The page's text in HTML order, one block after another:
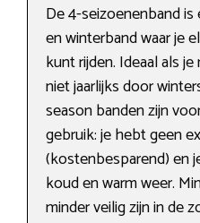
De 4-seizoenenband
en winterband waar je
kunt rijden. Ideaal als
niet jaarlijks door
season banden zijn
gebruik: je hebt geen
(kostenbesparend) en
koud en warm weer.
minder veilig zijn in de